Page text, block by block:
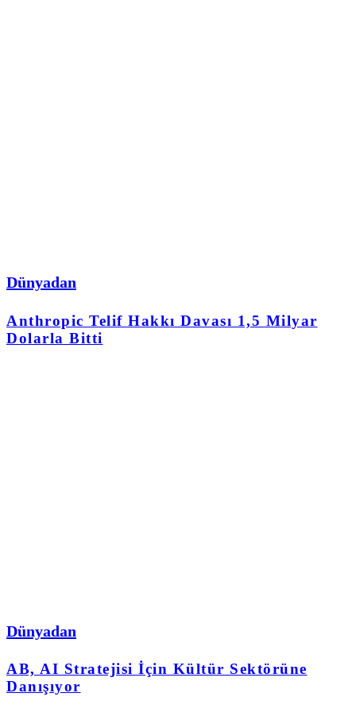
Dünyadan
Anthropic Telif Hakkı Davası 1,5 Milyar
Dolarla Bitti
Dünyadan
AB, AI Stratejisi İçin Kültür Sektörüne
Danışıyor